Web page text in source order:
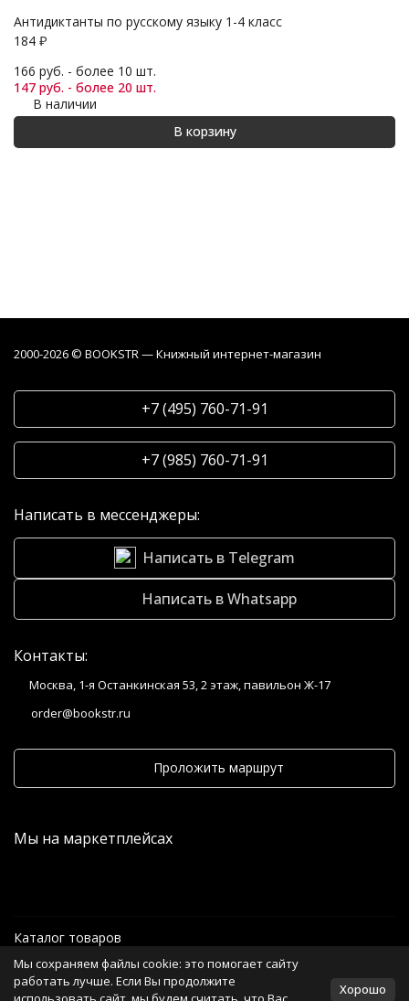
Антидиктанты по русскому языку 1-4 класс
184 ₽
166 руб. - более 10 шт.
147 руб. - более 20 шт.
В наличии
В корзину
2000-2026 © BOOKSTR — Книжный интернет-магазин
+7 (495) 760-71-91
+7 (985) 760-71-91
Написать в мессенджеры:
Написать в Telegram
Написать в Whatsapp
Контакты:
Москва, 1-я Останкинская 53, 2 этаж, павильон Ж-17
order@bookstr.ru
Проложить маршрут
Мы на маркетплейсах
Каталог товаров
Информация
Мы сохраняем файлы cookie: это помогает сайту
работать лучше. Если Вы продолжите
Хорошо